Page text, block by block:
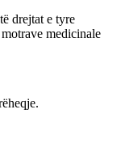
drejtat e tyre
medicinale